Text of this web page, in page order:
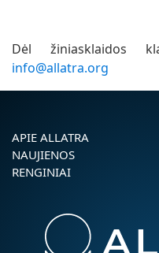
Dėl žiniasklaidos
info@allatra.org
APIE ALLATRA
NAUJIENOS
RENGINIAI